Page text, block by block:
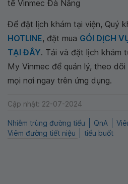
tế Vinmec Đà Nẵng
Để đặt lịch khám tại viện, Quý
HOTLINE, đặt mua GÓI DỊCH
TẠI ĐÂY. Tải và đặt lịch khám
My Vinmec để quản lý, theo
mọi nơi ngay trên ứng dụng.
Cập nhật: 22-07-2024
Nhiễm trùng đường tiểu QnA
Viêm đường tiết niệu
tiểu buốt